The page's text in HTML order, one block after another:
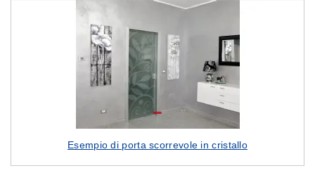
Esempio di porta scorrevole in cristallo